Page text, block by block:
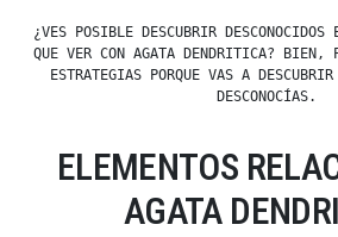
¿VES POSIBLE DESCUBRIR DESCONOCIDOS
QUE VER CON AGATA DENDRITICA? BIEN,
ESTRATEGIAS PORQUE VAS A
DESCONOCÍAS.
ELEMENTOS
AGATA